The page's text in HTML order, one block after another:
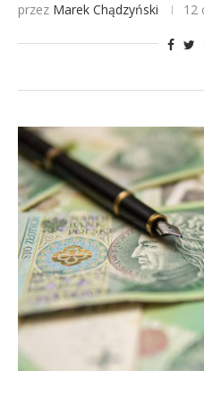
przez Marek Chądzyński 12